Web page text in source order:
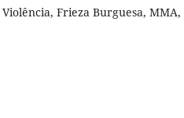
Frieza Burguesa, MMA,